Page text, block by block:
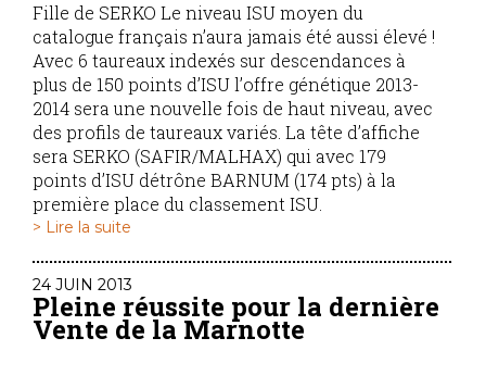
Fille de SERKO Le niveau ISU moyen du
catalogue français n’aura jamais été aussi élevé !
Avec 6 taureaux indexés sur descendances à
plus de 150 points d’ISU l’offre génétique 2013-
2014 sera une nouvelle fois de haut niveau, avec
des profils de taureaux variés. La tête d’affiche
sera SERKO (SAFIR/MALHAX) qui avec 179
points d’ISU détrône BARNUM (174 pts) à la
première place du classement ISU.
> Lire la suite
24 JUIN 2013
Pleine réussite pour la dernière
Vente de la Marnotte